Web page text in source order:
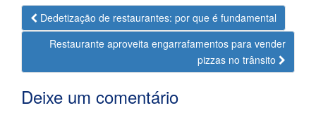
Navegação
da
Postagem
Dedetização de restaurantes: por que é fundamental
Restaurante aproveita engarrafamentos para vender
pizzas no trânsito
Deixe um comentário